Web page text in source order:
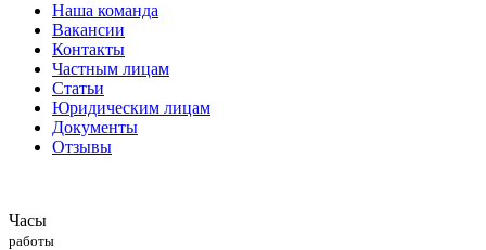
Наша команда
Вакансии
Контакты
Частным лицам
Статьи
Юридическим лицам
Документы
Отзывы
Часы
работы